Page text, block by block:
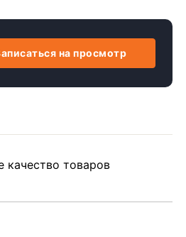
на просмотр
качество товаров